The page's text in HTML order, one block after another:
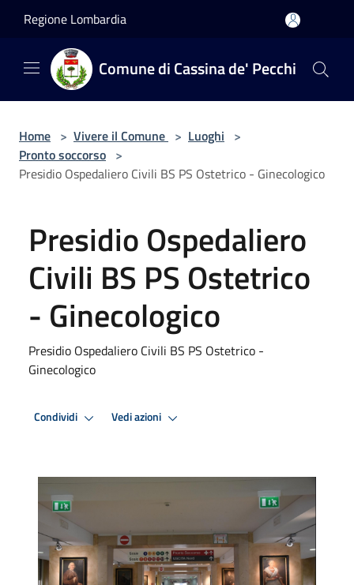
Regione Lombardia
Comune di Cassina de' Pecchi
Home > Vivere il Comune > Luoghi >
Pronto soccorso >
Presidio Ospedaliero Civili BS PS Ostetrico - Ginecologico
Presidio Ospedaliero
Civili BS PS Ostetrico
- Ginecologico
Presidio Ospedaliero Civili BS PS Ostetrico -
Ginecologico
Condividi Vedi azioni